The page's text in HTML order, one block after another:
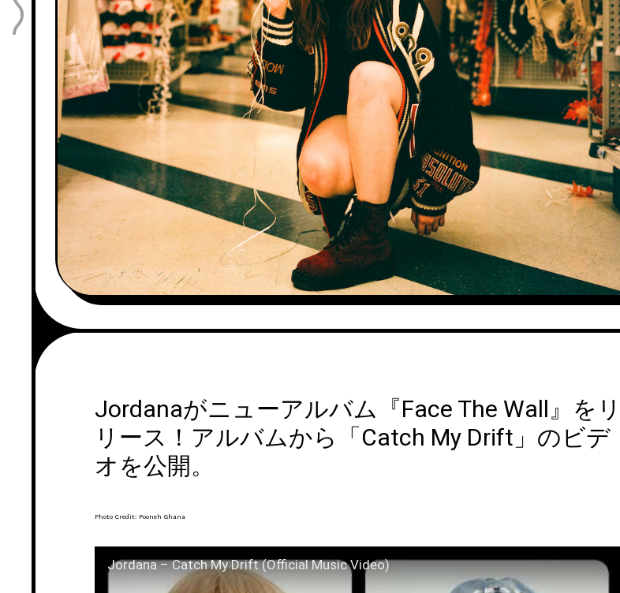
Jordanaがニューアルバム『Face The Wall』をリ
リース！アルバムから「Catch My Drift」のビデ
オを公開。
Photo Credit: Pooneh Ghana
Jordana – Catch My Drift (Official Music Video)